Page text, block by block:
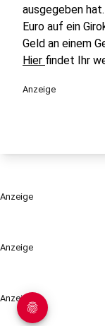
Anzeige
Anzeige
ausgegeben
Euro auf ein
Geld an einem
Hier findet Ihr
Anzeige
Anzeige